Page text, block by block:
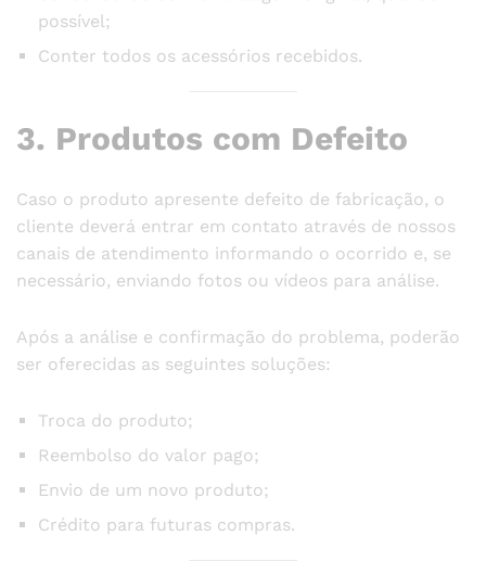
possível;
Conter todos os acessórios recebidos.
3. Produtos com Defeito
Caso o produto apresente defeito de fabricação, o
cliente deverá entrar em contato através de nossos
canais de atendimento informando o ocorrido e, se
necessário, enviando fotos ou vídeos para análise.
Após a análise e confirmação do problema, poderão
ser oferecidas as seguintes soluções:
Troca do produto;
Reembolso do valor pago;
Envio de um novo produto;
Crédito para futuras compras.